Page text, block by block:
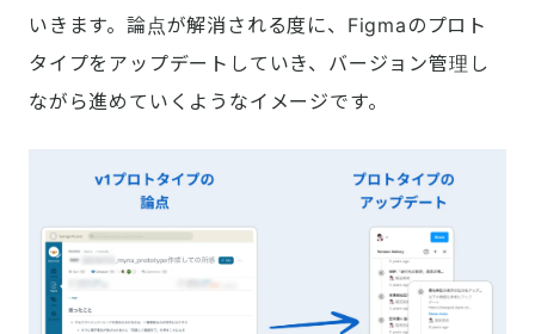
いきます。論点が解消される度に、Figmaのプロト
タイプをアップデートしていき、バージョン管理し
ながら進めていくようなイメージです。